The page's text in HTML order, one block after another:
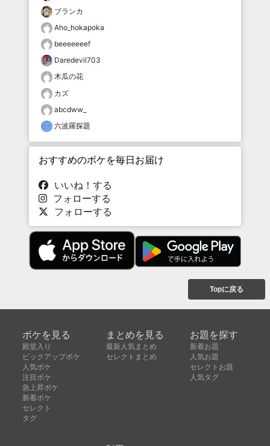
ブランカ
Aho_hokapoka
beeeeeeef
Daredevil703
木瓜の花
カズ
abcdww_
六波羅探題
おすすめのボケを毎日お届け
いいね！する
フォローする
フォローする
Topに戻る
ボケを見る
殿堂入り
ピックアップボケ
人気ボケ
注目ボケ
急上昇ボケ
新着ボケ
セレクト
タグ
まとめを見る
最新人気まとめ
セレクトまとめ
お題を探す
新着お題
人気お題
セレクトお題
人気タグ